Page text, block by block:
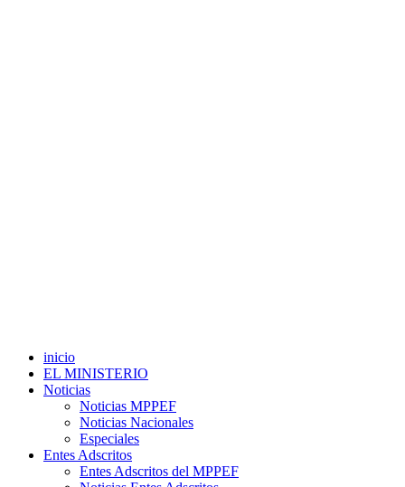
inicio
EL MINISTERIO
Noticias
Noticias MPPEF
Noticias Nacionales
Especiales
Entes Adscritos
Entes Adscritos del MPPEF